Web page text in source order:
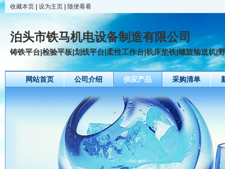
收藏本页 设为主页 随便看看
泊头市铁马机电设备制造有限公司
铸铁平台|检验平板|划线平台|柔性工作台|机床垫铁|螺旋输送机|
网站首页 公司介绍 供应产品 采购清单